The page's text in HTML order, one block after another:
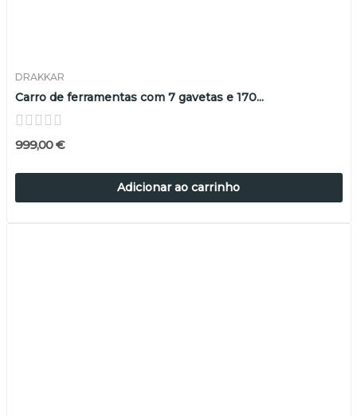
DRAKKAR
Carro de ferramentas com 7 gavetas e 170...
999,00 €
Adicionar ao carrinho